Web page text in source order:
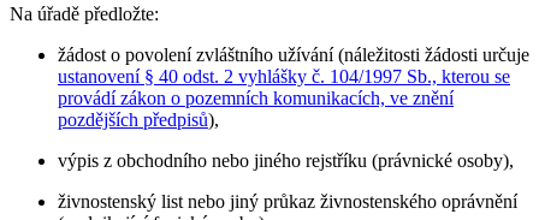
Na úřadě předložte:
žádost o povolení zvláštního užívání (náležitosti žádosti určuje
ustanovení § 40 odst. 2 vyhlášky č. 104/1997 Sb., kterou se
provádí zákon o pozemních komunikacích, ve znění
pozdějších předpisů),
výpis z obchodního nebo jiného rejstříku (právnické osoby),
živnostenský list nebo jiný průkaz živnostenského oprávnění